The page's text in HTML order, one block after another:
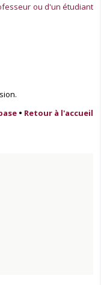
ou d'un étudiant
• Retour à l'accueil